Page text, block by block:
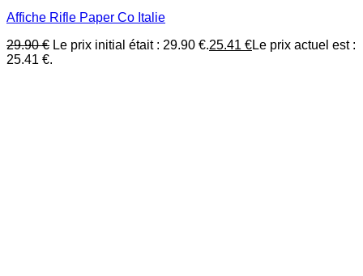
Affiche Rifle Paper Co Italie
29.90€ Le prix initial était : 29.90 €.25.41 €Le prix actuel est :
25.41 €.